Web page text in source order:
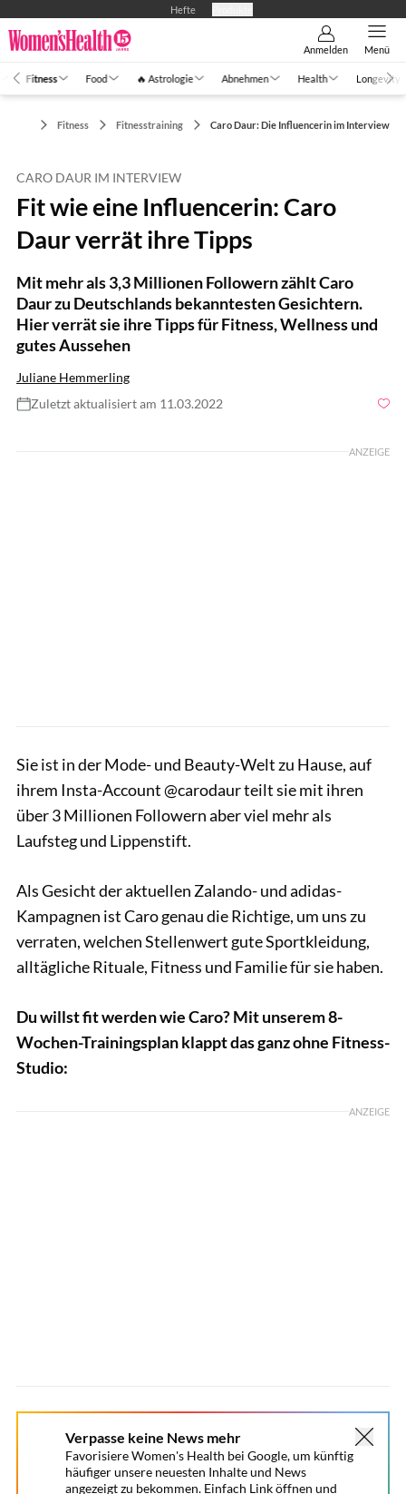
Hefte
Anmelden Menü
Fitness Food 🔥 Astrologie Abnehmen Health Longevity
Fitness Fitnesstraining Caro Daur: Die Influencerin im Interview
CARO DAUR IM INTERVIEW
Fit wie eine Influencerin: Caro
Daur verrät ihre Tipps
Mit mehr als 3,3 Millionen Followern zählt Caro
Daur zu Deutschlands bekanntesten Gesichtern.
Hier verrät sie ihre Tipps für Fitness, Wellness und
gutes Aussehen
Juliane Hemmerling
Zuletzt aktualisiert am 11.03.2022
ANZEIGE
Sie ist in der Mode- und Beauty-Welt zu Hause, auf
ihrem Insta-Account @carodaur teilt sie mit ihren
über 3 Millionen Followern aber viel mehr als
Laufsteg und Lippenstift.
Als Gesicht der aktuellen Zalando- und adidas-
Kampagnen ist Caro genau die Richtige, um uns zu
verraten, welchen Stellenwert gute Sportkleidung,
alltägliche Rituale, Fitness und Familie für sie haben.
Du willst fit werden wie Caro? Mit unserem 8-
Wochen-Trainingsplan klappt das ganz ohne Fitness-
Studio:
ANZEIGE
Verpasse keine News mehr
Favorisiere Women's Health bei Google, um künftig
häufiger unsere neuesten Inhalte und News
angezeigt zu bekommen. Einfach Link öffnen und